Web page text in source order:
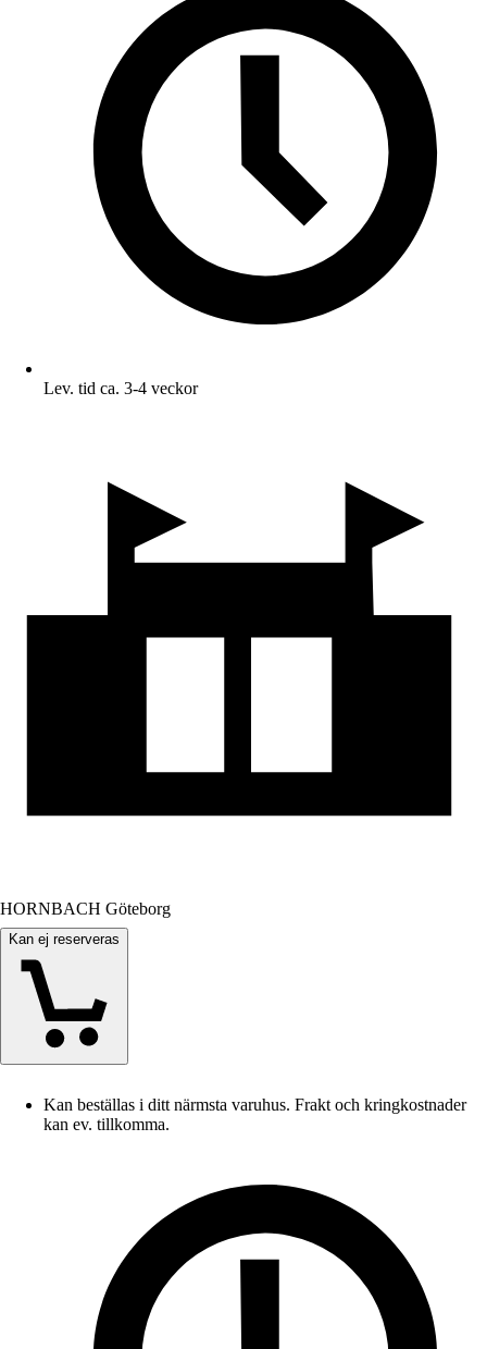
Lev. tid ca. 3-4 veckor
HORNBACH Göteborg
Kan ej reserveras
Kan beställas i ditt närmsta varuhus. Frakt och kringkostnader
kan ev. tillkomma.